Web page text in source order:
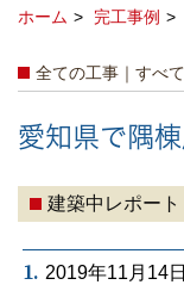
ホーム 完工事例
全ての工事｜すべて
愛知県で隅
建築中レポート
1. 2019年11月14日